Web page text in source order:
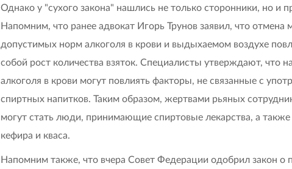
Однако у "сухого закона" нашлись не только сторонники, но и
Напомним, что ранее адвокат Игорь Трунов заявил, что отмена
допустимых норм алкоголя в крови и выдыхаемом воздухе
собой рост количества взяток. Специалисты утверждают, что
алкоголя в крови могут повлиять факторы, не связанные с
спиртных напитков. Таким образом, жертвами рьяных
могут стать люди, принимающие спиртовые лекарства, а
кефира и кваса.
Напомним также, что вчера Совет Федерации одобрил закон о